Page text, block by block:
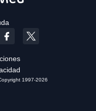
1997-2026